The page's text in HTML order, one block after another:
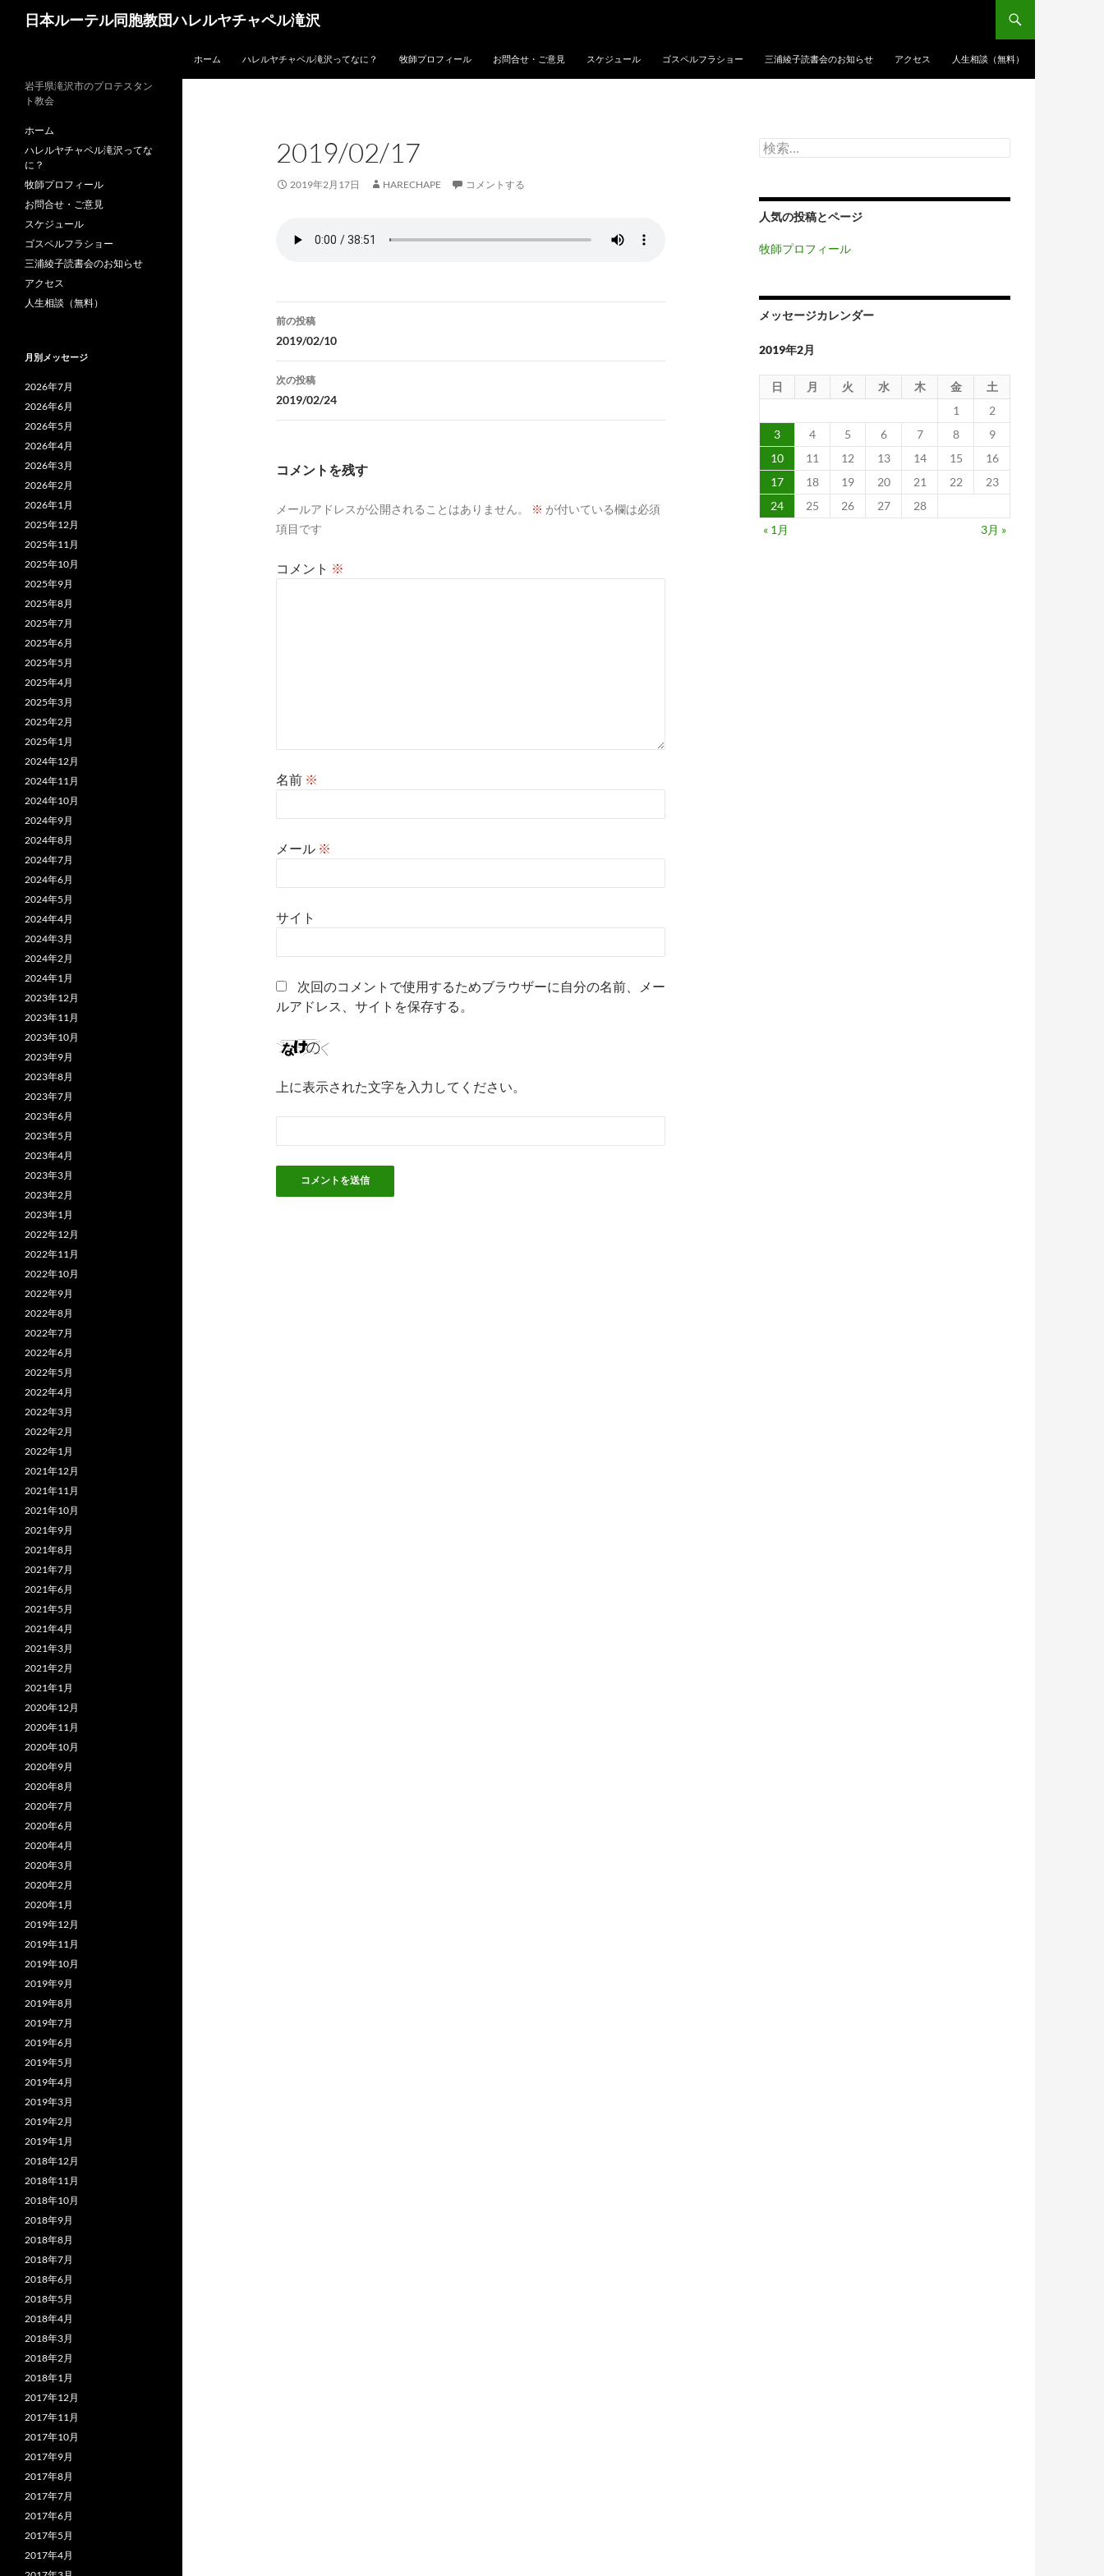
日本ルーテル同胞教団ハレルヤチャペル滝沢
ホーム ハレルヤチャペル滝沢ってなに？ 牧師プロフィール お問合せ・ご意見 スケジュール ゴスペルフラショー 三浦綾子読書会のお知らせ アクセス 人生相談（無料）
2019/02/17
2019年2月17日 HARECHAPE コメントする
投
稿
ナ
ビ
ゲ
ョ
前の投稿
2019/02/10
次の投稿
2019/02/24
コメントを残す
メールアドレスが公開されることはありません。 ※ が付いている欄は必須
項目です
コメント ※
名前 ※
メール ※
サイト
次回のコメントで使用するためブラウザーに自分の名前、メー
ルアドレス、サイトを保存する。
上に表示された文字を入力してください。
検
索:
人気の投稿とページ
牧師プロフィール
メッセージカレンダー
2019年2月
日 月 火 水 木 金
土
1
2
3
4 5 6 7 8
9
10
11 12 13 14 15
16
17
18 19 20 21 22
23
24
25 26 27
28
« 1月
3月 »
岩手県滝沢市のプロテスタン
ト教会
ホーム
ハレルヤチャペル滝沢ってな
に？
牧師プロフィール
お問合せ・ご意見
スケジュール
ゴスペルフラショー
三浦綾子読書会のお知らせ
アクセス
人生相談（無料）
月別メッセージ
2026年7月
2026年6月
2026年5月
2026年4月
2026年3月
2026年2月
2026年1月
2025年12月
2025年11月
2025年10月
2025年9月
2025年8月
2025年7月
2025年6月
2025年5月
2025年4月
2025年3月
2025年2月
2025年1月
2024年12月
2024年11月
2024年10月
2024年9月
2024年8月
2024年7月
2024年6月
2024年5月
2024年4月
2024年3月
2024年2月
2024年1月
2023年12月
2023年11月
2023年10月
2023年9月
2023年8月
2023年7月
2023年6月
2023年5月
2023年4月
2023年3月
2023年2月
2023年1月
2022年12月
2022年11月
2022年10月
2022年9月
2022年8月
2022年7月
2022年6月
2022年5月
2022年4月
2022年3月
2022年2月
2022年1月
2021年12月
2021年11月
2021年10月
2021年9月
2021年8月
2021年7月
2021年6月
2021年5月
2021年4月
2021年3月
2021年2月
2021年1月
2020年12月
2020年11月
2020年10月
2020年9月
2020年8月
2020年7月
2020年6月
2020年4月
2020年3月
2020年2月
2020年1月
2019年12月
2019年11月
2019年10月
2019年9月
2019年8月
2019年7月
2019年6月
2019年5月
2019年4月
2019年3月
2019年2月
2019年1月
2018年12月
2018年11月
2018年10月
2018年9月
2018年8月
2018年7月
2018年6月
2018年5月
2018年4月
2018年3月
2018年2月
2018年1月
2017年12月
2017年11月
2017年10月
2017年9月
2017年8月
2017年7月
2017年6月
2017年5月
2017年4月